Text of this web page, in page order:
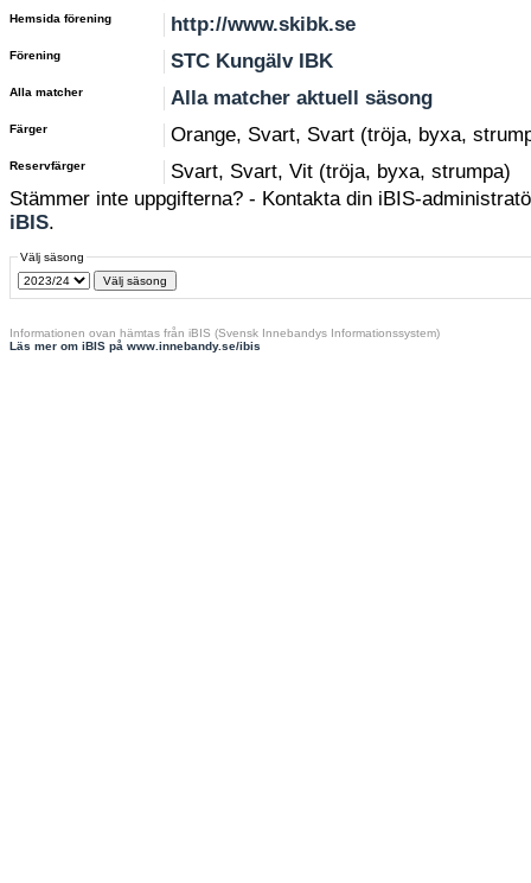
Hemsida förening http://www.skibk.se
Förening STC Kungälv IBK
Alla matcher Alla matcher aktuell säsong
Färger Orange, Svart, Svart (tröja, byxa,
Reservfärger
Svart, Svart, Vit (tröja, byxa, strumpa)
Stämmer inte uppgifterna? - Kontakta din iBIS-
iBIS.
Välj säsong
Informationen ovan hämtas från iBIS (Svensk Innebandys Informationssystem)
Läs mer om iBIS på www.innebandy.se/ibis